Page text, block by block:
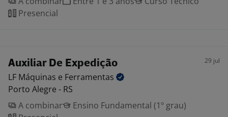
Presencial
Auxiliar De Expedição 29 jul
LF Máquinas e Ferramentas
Porto Alegre - RS
A combinar
Ensino Fundamental (1º grau)